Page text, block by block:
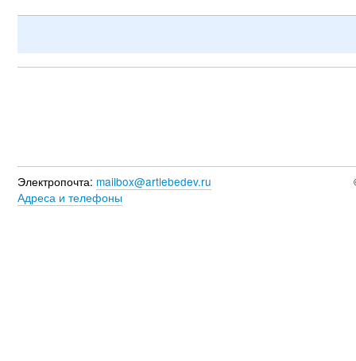
Электропочта: mailbox@artlebedev.ru
Адреса и телефоны